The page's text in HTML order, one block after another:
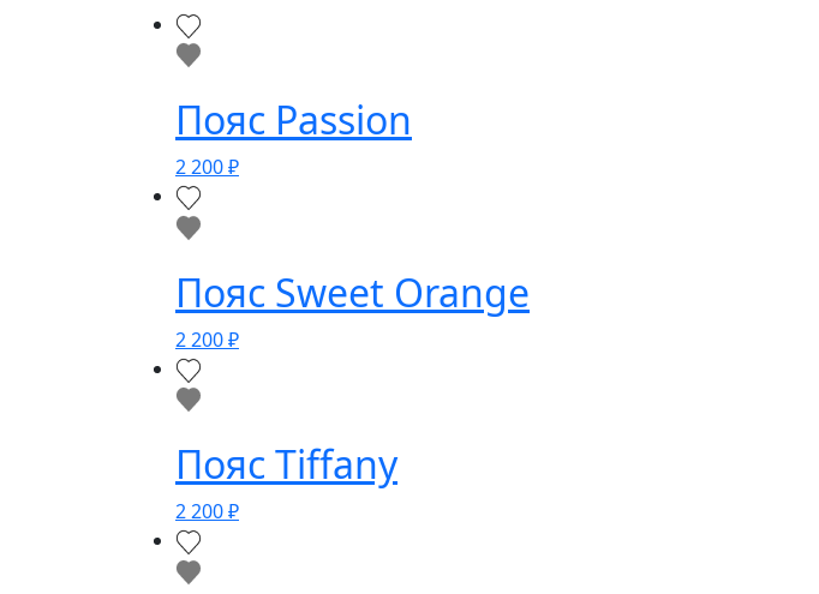
Пояс Passion
2 200₽
Пояс Sweet Orange
2 200₽
Пояс Tiffany
2 200₽